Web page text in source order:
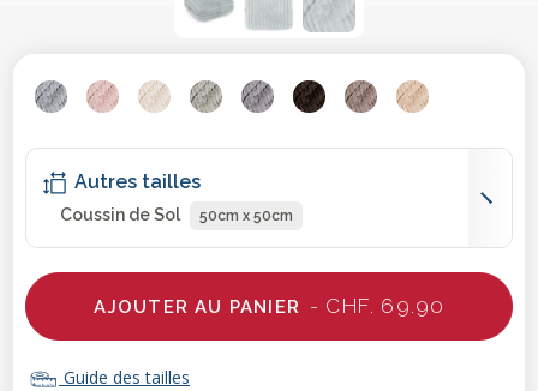
Autres tailles
Coussin de Sol 50cm x 50cm
AJOUTER AU PANIER - CHF. 69.90
Guide des tailles